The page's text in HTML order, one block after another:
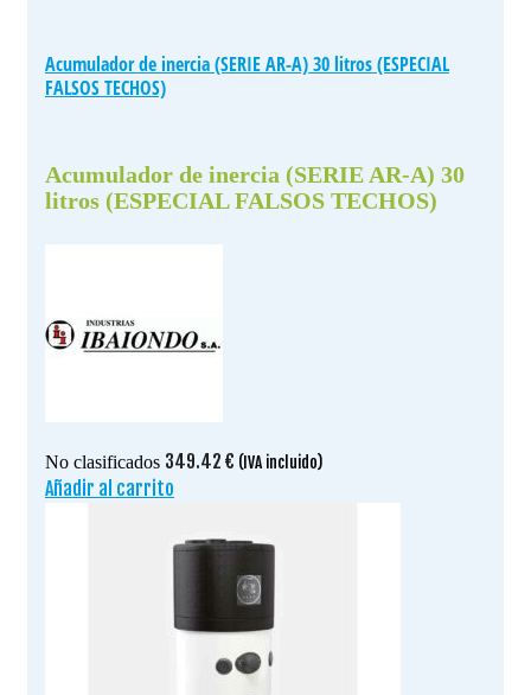
Acumulador de inercia (SERIE AR-A) 30 litros (ESPECIAL
FALSOS TECHOS)
Acumulador de inercia (SERIE AR-A) 30
litros (ESPECIAL FALSOS TECHOS)
No clasificados 349.42 € (IVA incluido)
Añadir al carrito